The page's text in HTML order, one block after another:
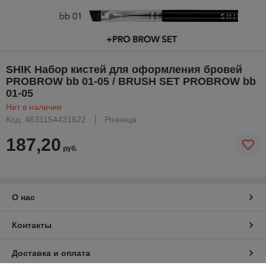
SHIK Набор кистей для оформления бровей
PROBROW bb 01-05 / BRUSH SET PROBROW bb
01-05
Нет в наличии
Код: 4631154431622
Розница
187,20 руб.
О нас
Контакты
Доставка и оплата